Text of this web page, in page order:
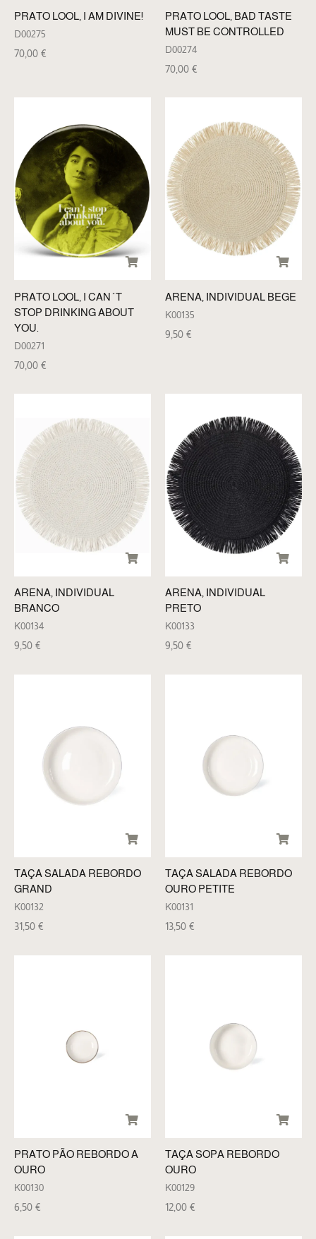
PRATO LOOL, I AM DIVINE!
D00275
70,00 €
PRATO LOOL, BAD TASTE
MUST BE CONTROLLED
D00274
70,00 €
PRATO LOOL, I CAN´T
STOP DRINKING ABOUT
YOU.
D00271
70,00 €
ARENA, INDIVIDUAL BEGE
K00135
9,50 €
ARENA, INDIVIDUAL
BRANCO
K00134
9,50 €
ARENA, INDIVIDUAL
PRETO
K00133
9,50 €
TAÇA SALADA REBORDO
GRAND
K00132
31,50 €
TAÇA SALADA REBORDO
OURO PETITE
K00131
13,50 €
PRATO PÃO REBORDO A
OURO
K00130
6,50 €
TAÇA SOPA REBORDO
OURO
K00129
12,00 €